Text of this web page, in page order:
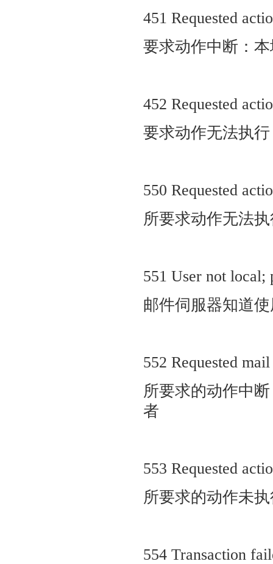
451 Requested
要求动作中断：
452 Requested
要求动作无法执
550 Requested
所要求动作无法
551 User not local;
邮件伺服器知道
552 Requested
所要求的动作中
者
553 Requested
所要求的动作未
554 Transaction